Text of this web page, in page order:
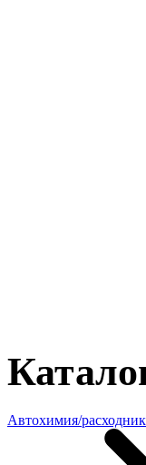
Автохимия/